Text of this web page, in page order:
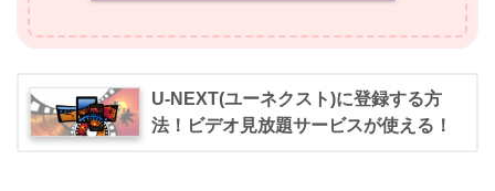
U-NEXT(ユーネクスト)に登録する方
法！ビデオ見放題サービスが使える！